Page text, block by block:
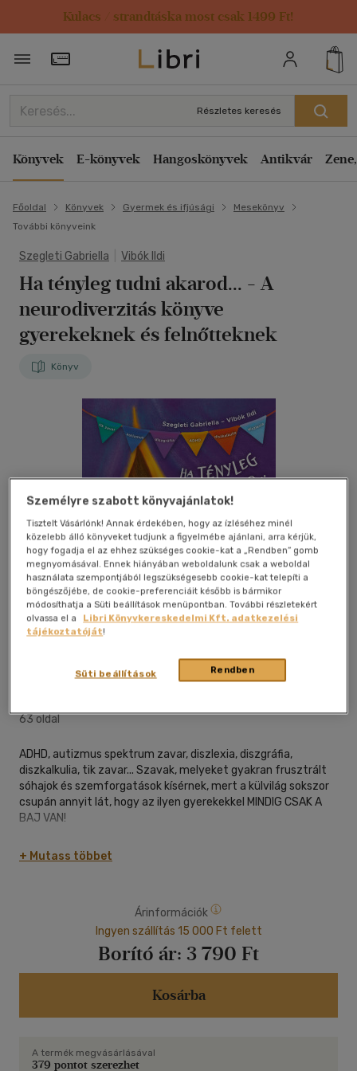
Kulacs / strandtáska most csak 1499 Ft!
Törzsvásárlói Kártya adatai
Részletes keresés
Könyvek E-könyvek Hangoskönyvek Antikvár
Főoldal Könyvek Gyermek és ifjúsági
Mesekönyv
További könyveink
Szegleti Gabriella Vibók Ildi
Ha tényleg tudni akarod... - A
neurodiverzitás könyve
gyerekeknek és felnőtteknek
Könyv
63 oldal
ADHD, autizmus spektrum zavar, diszlexia, diszgráfia,
diszkalkulia, tik zavar... Szavak, melyeket gyakran frusztrált
sóhajok és szemforgatások kísérnek, mert a külvilág sokszor
csupán annyit lát, hogy az ilyen gyerekekkel MINDIG CSAK A
BAJ VAN!
Izegnek-mozognak, nem tudnak nyugton maradni, vagy
éppen bosszantóan akadékoskodnak, totojáznak, elkésnek,
hétköznapi feladatokkal, amelyek nekik gyakran igazi kihívást
Közben azonban tele vannak jó szándékkal, és azok a dolgok,
amelyek kívülről nézve olyan idegesítőnek és lehetetlennek
tűnnek, belülről egészen máshogy festenek. Ha egyszer
+ Mutass többet
Árinformációk
Ingyen szállítás 15 000 Ft felett
Borító ár: 3 790 Ft
Kosárba
A termék megvásárlásával
379 pontot szerezhet
Személyre szabott könyvajánlatok!
Tisztelt Vásárlónk! Annak érdekében, hogy az ízléséhez minél
közelebb álló könyveket tudjunk a figyelmébe ajánlani, arra kérjük,
hogy fogadja el az ehhez szükséges cookie-kat a „Rendben” gomb
megnyomásával. Ennek hiányában weboldalunk csak a weboldal
használata szempontjából legszükségesebb cookie-kat telepíti a
böngészőjébe, de cookie-preferenciáit később is bármikor
módosíthatja a Süti beállítások menüpontban. További részletekért
olvassa el a
Libri Könyvkereskedelmi Kft. adatkezelési
tájékoztatóját!
Rendben
Süti beállítások